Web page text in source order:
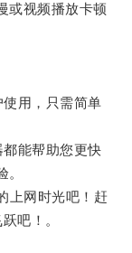
或视频播放卡顿
用，只需简单
能帮助您更快
网时光吧！赶
吧！。